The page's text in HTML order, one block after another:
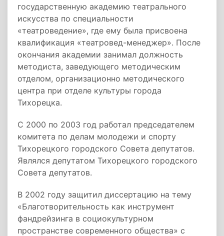
государственную академию театрального
искусства по специальности
«театроведение», где ему была присвоена
квалификация «театровед-менеджер». После
окончания академии занимал должность
методиста, заведующего методическим
отделом, организационно методического
центра при отделе культуры города
Тихорецка.
С 2000 по 2003 год работал председателем
комитета по делам молодежи и спорту
Тихорецкого городского Совета депутатов.
Являлся депутатом Тихорецкого городского
Совета депутатов.
В 2002 году защитил диссертацию на тему
«Благотворительность как инструмент
фандрейзинга в социокультурном
пространстве современного общества» с